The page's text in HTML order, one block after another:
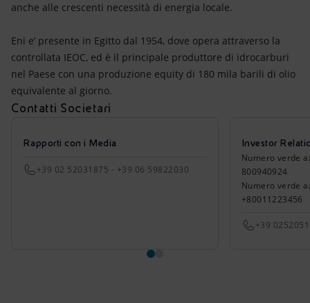
anche alle crescenti necessità di energia locale.
Eni e’ presente in Egitto dal 1954, dove opera attraverso la
controllata IEOC, ed è il principale produttore di idrocarburi
nel Paese con una produzione equity di 180 mila barili di olio
equivalente al giorno.
Contatti Societari
Rapporti con i Media
+39 02 52031875 - +39 06 59822030
Investor
Numero verde
800940924
Numero verde
+80011223456
+39